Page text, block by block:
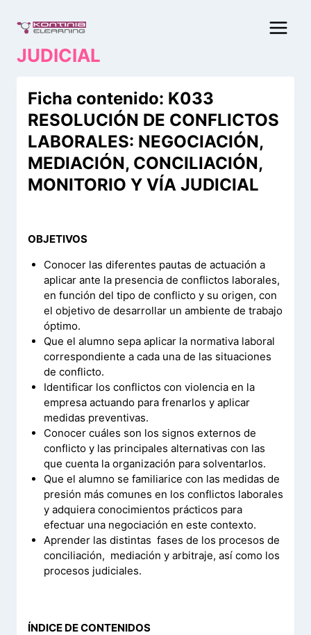
contenido
JUDICIAL
Ficha contenido: K033
RESOLUCIÓN DE CONFLICTOS
LABORALES: NEGOCIACIÓN,
MEDIACIÓN, CONCILIACIÓN,
MONITORIO Y VÍA JUDICIAL
OBJETIVOS
Conocer las diferentes pautas de actuación a
aplicar ante la presencia de conflictos laborales,
en función del tipo de conflicto y su origen, con
el objetivo de desarrollar un ambiente de trabajo
óptimo.
Que el alumno sepa aplicar la normativa laboral
correspondiente a cada una de las situaciones
de conflicto.
Identificar los conflictos con violencia en la
empresa actuando para frenarlos y aplicar
medidas preventivas.
Conocer cuáles son los signos externos de
conflicto y las principales alternativas con las
que cuenta la organización para solventarlos.
Que el alumno se familiarice con las medidas de
presión más comunes en los conflictos laborales
y adquiera conocimientos prácticos para
efectuar una negociación en este contexto.
Aprender las distintas fases de los procesos de
conciliación, mediación y arbitraje, así como los
procesos judiciales.
ÍNDICE DE CONTENIDOS